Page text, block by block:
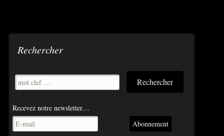
Rechercher
Recevez notre newsletter…
Abonnement